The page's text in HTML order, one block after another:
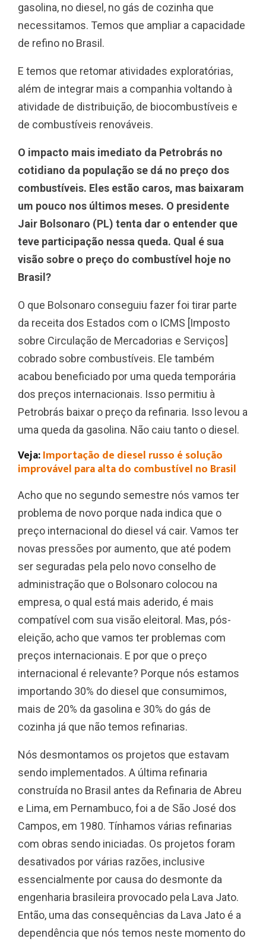
gasolina, no diesel, no gás de cozinha que
necessitamos. Temos que ampliar a capacidade
de refino no Brasil.
E temos que retomar atividades exploratórias,
além de integrar mais a companhia voltando à
atividade de distribuição, de biocombustíveis e
de combustíveis renováveis.
O impacto mais imediato da Petrobrás no
cotidiano da população se dá no preço dos
combustíveis. Eles estão caros, mas baixaram
um pouco nos últimos meses. O presidente
Jair Bolsonaro (PL) tenta dar o entender que
teve participação nessa queda. Qual é sua
visão sobre o preço do combustível hoje no
Brasil?
O que Bolsonaro conseguiu fazer foi tirar parte
da receita dos Estados com o ICMS [Imposto
sobre Circulação de Mercadorias e Serviços]
cobrado sobre combustíveis. Ele também
acabou beneficiado por uma queda temporária
dos preços internacionais. Isso permitiu à
Petrobrás baixar o preço da refinaria. Isso levou a
uma queda da gasolina. Não caiu tanto o diesel.
Veja:Importação de diesel russo é solução
improvável para alta do combustível no Brasil
Acho que no segundo semestre nós vamos ter
problema de novo porque nada indica que o
preço internacional do diesel vá cair. Vamos ter
novas pressões por aumento, que até podem
ser seguradas pela pelo novo conselho de
administração que o Bolsonaro colocou na
empresa, o qual está mais aderido, é mais
compatível com sua visão eleitoral. Mas, pós-
eleição, acho que vamos ter problemas com
preços internacionais. E por que o preço
internacional é relevante? Porque nós estamos
importando 30% do diesel que consumimos,
mais de 20% da gasolina e 30% do gás de
cozinha já que não temos refinarias.
Nós desmontamos os projetos que estavam
sendo implementados. A última refinaria
construída no Brasil antes da Refinaria de Abreu
e Lima, em Pernambuco, foi a de São José dos
Campos, em 1980. Tínhamos várias refinarias
com obras sendo iniciadas. Os projetos foram
desativados por várias razões, inclusive
essencialmente por causa do desmonte da
engenharia brasileira provocado pela Lava Jato.
Então, uma das consequências da Lava Jato é a
dependência que nós temos neste momento do